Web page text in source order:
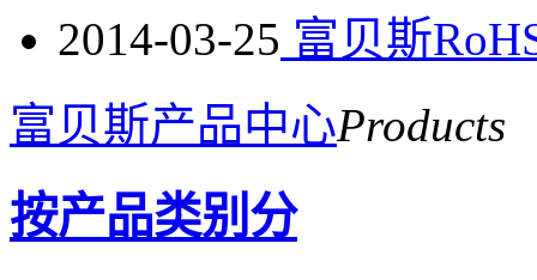
2014-03-25 富贝斯
富贝斯产品中心Products
按产品类别分